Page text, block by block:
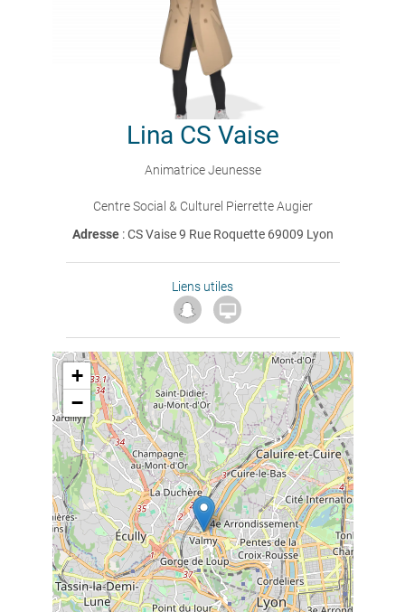
Lina CS Vaise
Animatrice Jeunesse
Centre Social & Culturel Pierrette Augier
Adresse : CS Vaise 9 Rue Roquette 69009 Lyon
Liens utiles

+
−